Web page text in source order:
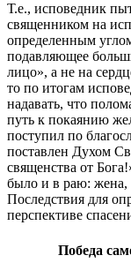
Т.е., исповедник
священником на
определенным
подавляющее
лицо», а не на
то по итогам
надавать, что
путь к покаянию
поступил по
поставлен Духом
священства от
было и в раю: жена,
Последствия для
перспективе
Победа